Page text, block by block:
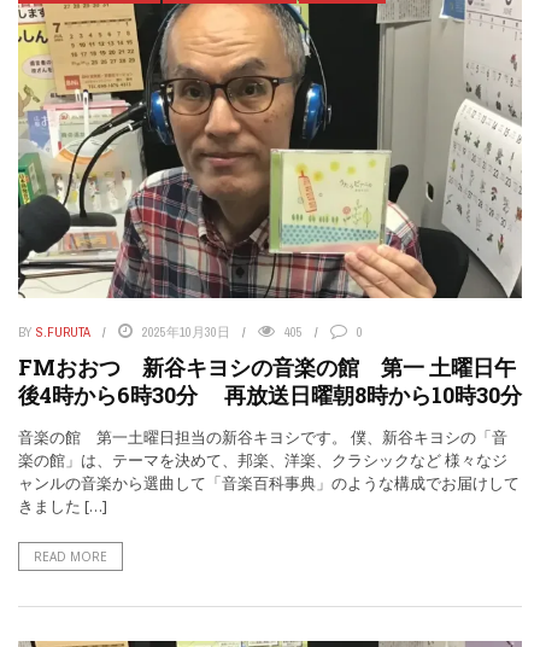
BY S.FURUTA 2025年10月30日 405 0
FMおおつ 新谷キヨシの音楽の館 第一 土曜日午
後4時から6時30分 再放送日曜朝8時から10時30分
音楽の館 第一土曜日担当の新谷キヨシです。 僕、新谷キヨシの「音
楽の館」は、テーマを決めて、邦楽、洋楽、クラシックなど 様々なジ
ャンルの音楽から選曲して「音楽百科事典」のような構成でお届けして
きました […]
READ MORE